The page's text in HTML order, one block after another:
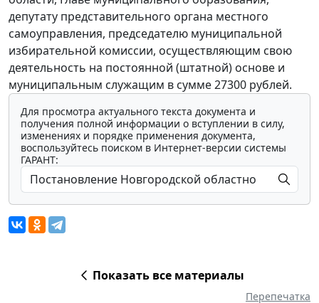
депутату представительного органа местного
самоуправления, председателю муниципальной
избирательной комиссии, осуществляющим свою
деятельность на постоянной (штатной) основе и
муниципальным служащим в сумме 27300 рублей.
Для просмотра актуального текста документа и
получения полной информации о вступлении в силу,
изменениях и порядке применения документа,
воспользуйтесь поиском в Интернет-версии системы
ГАРАНТ:
Показать все материалы
Перепечатка